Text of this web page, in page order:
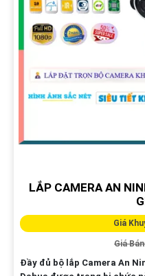
LẮP CAMERA AN
Giá
Giá
Đầy đủ bộ lắp Camera An